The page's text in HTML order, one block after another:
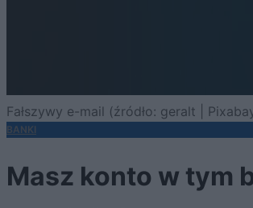
Fałszywy e-mail (źródło: geralt |
BANKI
Masz konto w tym